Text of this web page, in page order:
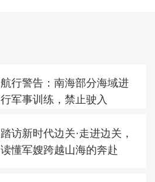
航行警告：南海部分海域进
行军事训练，禁止驶入
踏访新时代边关·走进边关，
读懂军嫂跨越山海的奔赴